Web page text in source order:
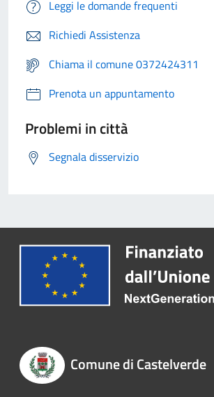
Leggi le domande frequenti
Richiedi Assistenza
Chiama il comune 0372424311
Prenota un appuntamento
Problemi in città
Segnala disservizio
Comune di Castelverde